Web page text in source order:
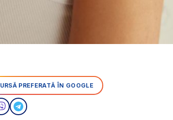
PREFERATĂ ÎN GOOGLE